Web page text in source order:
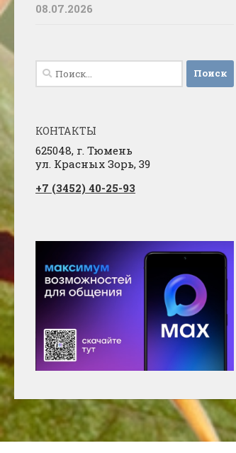
08.07.2026
Найти:
КОНТАКТЫ
625048, г. Тюмень
ул. Красных Зорь, 39
+7 (3452) 40-25-93